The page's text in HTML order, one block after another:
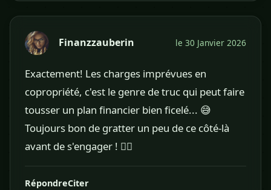
Finanzzauberin le 30 Janvier 2026
Exactement! Les charges imprévues en
copropriété, c'est le genre de truc qui peut faire
tousser un plan financier bien ficelé... 😅
Toujours bon de gratter un peu de ce côté-là
avant de s'engager ! 🕵️‍♀️
RépondreCiter